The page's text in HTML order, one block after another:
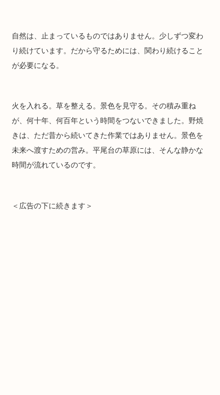
自然は、止まっているものではありません。少しずつ変わ
り続けています。だから守るためには、関わり続けること
が必要になる。
火を入れる。草を整える。景色を見守る。その積み重ね
が、何十年、何百年という時間をつないできました。野焼
きは、ただ昔から続いてきた作業ではありません。景色を
未来へ渡すための営み。平尾台の草原には、そんな静かな
時間が流れているのです。
＜広告の下に続きます＞